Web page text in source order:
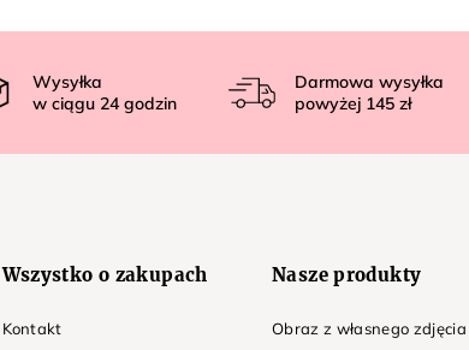
Wysyłka
w ciągu 24 godzin
Darmowa wysyłka
powyżej 145 zł
Wszystko o zakupach
Kontakt
Nasze produkty
Obraz z własnego zdjęcia